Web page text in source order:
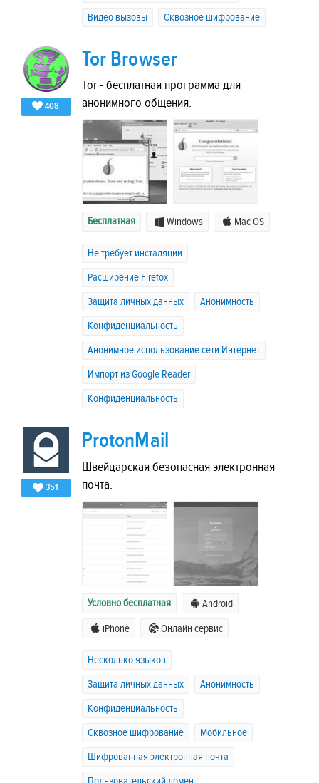
Видео вызовы
Сквозное шифрование
408
Tor Browser
Tor - бесплатная программа для
анонимного общения.
Бесплатная Windows Mac OS
Не требует инсталяции
Расширение Firefox
Защита личных данных
Анонимность
Конфиденциальность
Анонимное использование сети Интернет
Импорт из Google Reader
Конфиденциальность
351
ProtonMail
Швейцарская безопасная электронная
почта.
Условно бесплатная Android
iPhone Онлайн сервис
Несколько языков
Защита личных данных
Анонимность
Конфиденциальность
Сквозное шифрование
Мобильное
Шифрованная электронная почта